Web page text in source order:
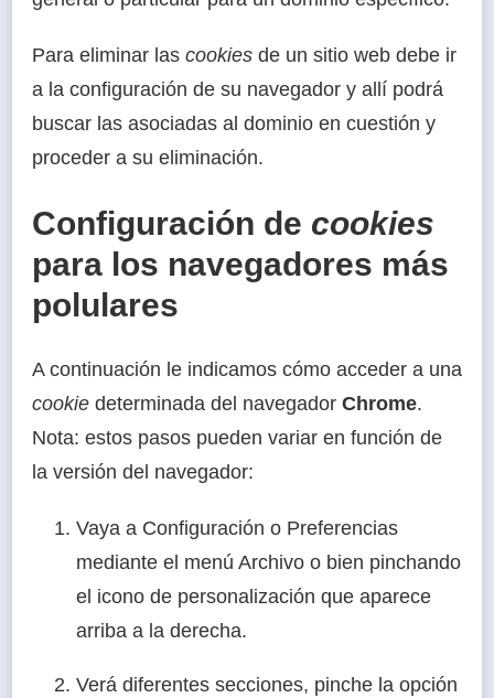
Para eliminar las cookies de un sitio web debe ir
a la configuración de su navegador y allí podrá
buscar las asociadas al dominio en cuestión y
proceder a su eliminación.
Configuración de cookies
para los navegadores más
polulares
A continuación le indicamos cómo acceder a una
cookie determinada del navegador Chrome.
Nota: estos pasos pueden variar en función de
la versión del navegador:
Vaya a Configuración o Preferencias
mediante el menú Archivo o bien pinchando
el icono de personalización que aparece
arriba a la derecha.
Verá diferentes secciones, pinche la opción